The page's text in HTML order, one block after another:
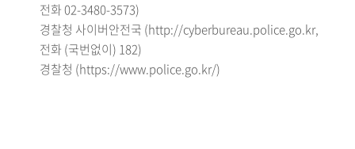
전화 02-3480-3573)
경찰청 사이버안전국 (http://cyberbureau.police.go.kr,
전화 (국번없이) 182)
경찰청 (https://www.police.go.kr/)